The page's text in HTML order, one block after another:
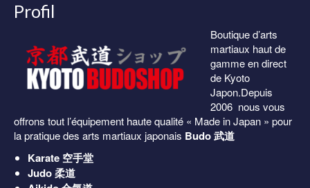
Profil
Boutique d’arts
martiaux haut de
gamme en direct
de Kyoto
Japon.Depuis
2006 nous vous
offrons tout l’équipement haute qualité « Made in Japan » pour
la pratique des arts martiaux japonais Budo 武道
Karate 空手堂
Judo柔道